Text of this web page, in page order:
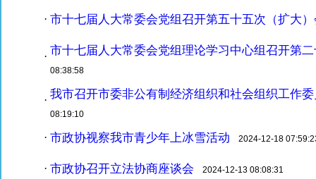
· 市十七届人大常委会党组召开第五十五次（扩大
· 市十七届人大常委会党组理论学习中心组召开第
08:38:58
· 我市召开市委非公有制经济组织和社会组织工作
08:19:10
· 市政协视察我市青少年上冰雪活动 2024-12-18
· 市政协召开立法协商座谈会 2024-12-13 08:08:31